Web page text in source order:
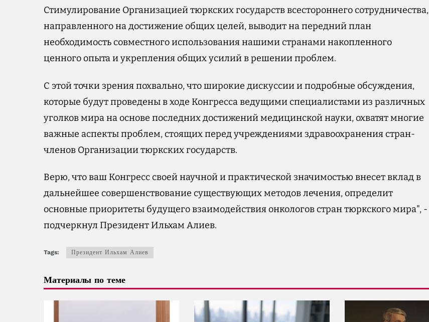
Стимулирование Организацией тюркских государств всестороннего сотрудничества,
направленного на достижение общих целей, выводит на передний план
необходимость совместного использования нашими странами накопленного
ценного опыта и укрепления общих усилий в решении проблем.
С этой точки зрения похвально, что широкие дискуссии и подробные обсуждения,
которые будут проведены в ходе Конгресса ведущими специалистами из различных
уголков мира на основе последних достижений медицинской науки, охватят многие
важные аспекты проблем, стоящих перед учреждениями здравоохранения стран-
членов Организации тюркских государств.
Верю, что ваш Конгресс своей научной и практической значимостью внесет вклад в
дальнейшее совершенствование существующих методов лечения, определит
основные приоритеты будущего взаимодействия онкологов стран тюркского мира", -
подчеркнул Президент Ильхам Алиев.
Tags: Президент Ильхам Алиев
Материалы по теме